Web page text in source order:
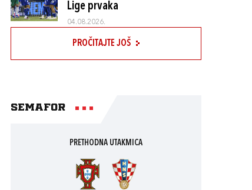
Lige prvaka
04.08.2026.
PROČITAJTE JOŠ
Semafor
PRETHODNA UTAKMICA